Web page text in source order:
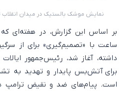
نمایش موشک بالستیک در میدان انقلاب
بر اساس این گزارش، در هفته‌ای
ساعت با «تصمیم‌گیری» برای از
داشته، آغاز شد، رئیس‌جمهور ایالات
برای آتش‌بس پایدار و تهدید به
است. پیام‌های ضد و نقیض ترامپ